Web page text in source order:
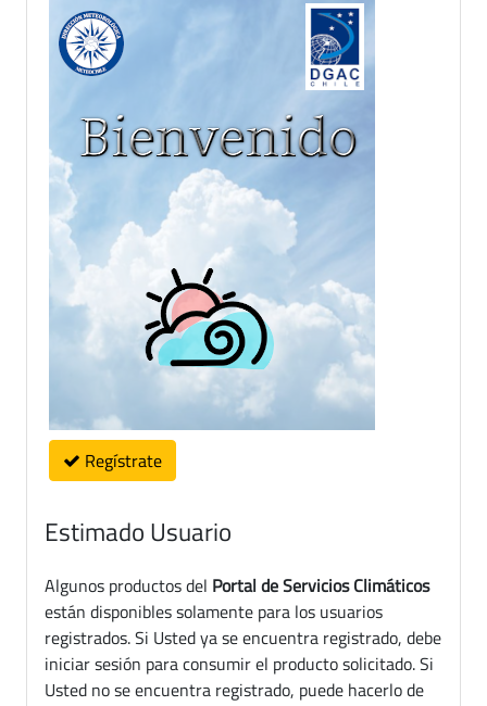
Regístrate
Estimado Usuario
Algunos productos del Portal de Servicios Climáticos
están disponibles solamente para los usuarios
registrados. Si Usted ya se encuentra registrado, debe
iniciar sesión para consumir el producto solicitado. Si
Usted no se encuentra registrado, puede hacerlo de